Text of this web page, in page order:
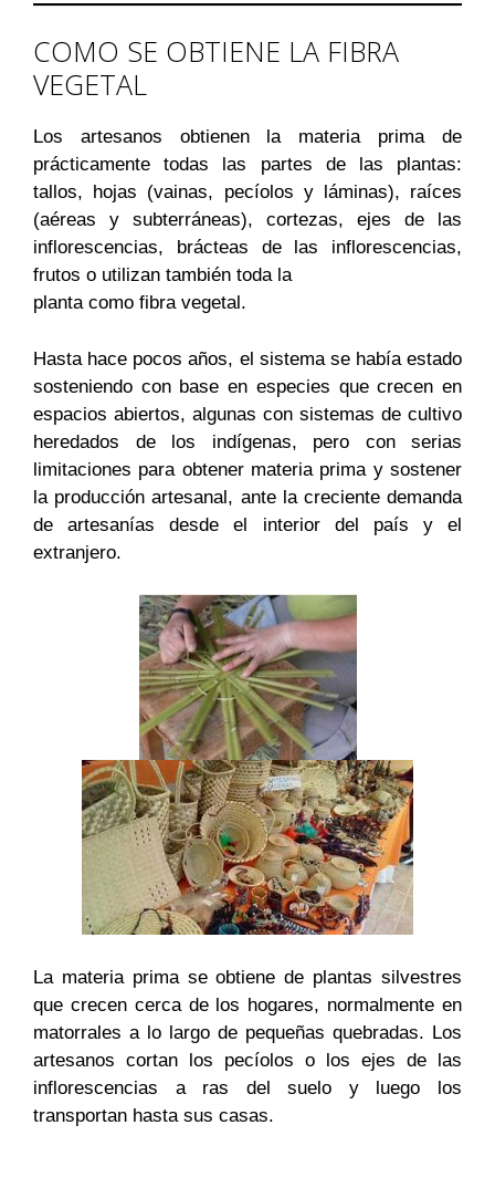
COMO SE OBTIENE LA FIBRA
VEGETAL
Los artesanos obtienen la materia prima de
prácticamente todas las partes de las plantas:
tallos, hojas (vainas, pecíolos y láminas), raíces
(aéreas y subterráneas), cortezas, ejes de las
inflorescencias, brácteas de las inflorescencias,
frutos o utilizan también toda la
planta como fibra vegetal.
Hasta hace pocos años, el sistema se había estado
sosteniendo con base en especies que crecen en
espacios abiertos, algunas con sistemas de cultivo
heredados de los indígenas, pero con serias
limitaciones para obtener materia prima y sostener
la producción artesanal, ante la creciente demanda
de artesanías desde el interior del país y el
extranjero.
La materia prima se obtiene de plantas silvestres
que crecen cerca de los hogares, normalmente en
matorrales a lo largo de pequeñas quebradas. Los
artesanos cortan los pecíolos o los ejes de las
inflorescencias a ras del suelo y luego los
transportan hasta sus casas.